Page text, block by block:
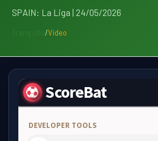
SPAIN: La Liga | 24/05/2026
/Video